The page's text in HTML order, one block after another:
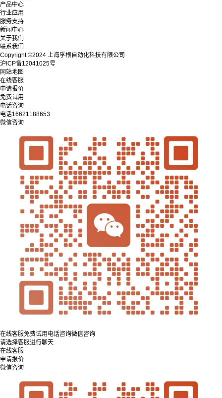
产品中心
行业应用
服务支持
新闻中心
关于我们
联系我们
Copyright ©2024 上海孚根自动化科技有限公司
沪ICP备12041025号
网站地图
在线客服
申请报价
免费试用
电话咨询
电话16621188653
微信咨询
在线客服免费试用 电话咨询微信咨询
请选择客服进行聊天
在线客服
申请报价
微信咨询